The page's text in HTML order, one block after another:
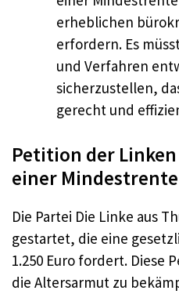
erheblichen
erfordern. Es
und Verfahren
sicherzustellen,
gerecht und
Petition der
einer Mindestrente
Die Partei Die Linke aus
gestartet, die eine
1.250 Euro fordert. Diese
die Altersarmut zu